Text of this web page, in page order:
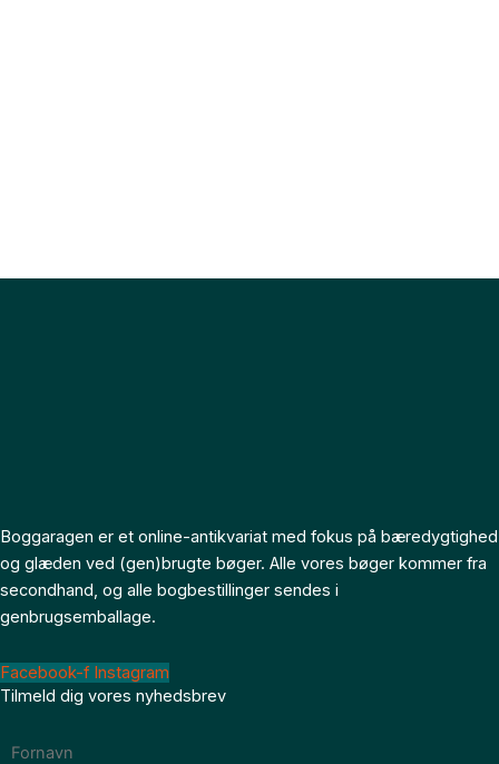
Boggaragen er et online-antikvariat med fokus på bæredygtighed
og glæden ved (gen)brugte bøger. Alle vores bøger kommer fra
secondhand, og alle bogbestillinger sendes i
genbrugsemballage.
Facebook-f Instagram
Tilmeld dig vores nyhedsbrev